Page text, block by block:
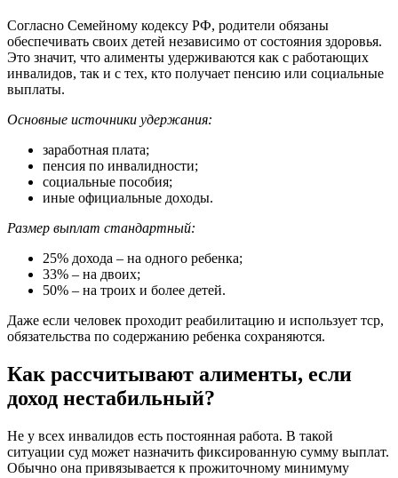
Согласно Семейному кодексу РФ, родители обязаны
обеспечивать своих детей независимо от состояния здоровья.
Это значит, что алименты удерживаются как с работающих
инвалидов, так и с тех, кто получает пенсию или социальные
выплаты.
Основные источники удержания:
заработная плата;
пенсия по инвалидности;
социальные пособия;
иные официальные доходы.
Размер выплат стандартный:
25% дохода – на одного ребенка;
33% – на двоих;
50% – на троих и более детей.
Даже если человек проходит реабилитацию и использует тср,
обязательства по содержанию ребенка сохраняются.
Как рассчитывают алименты, если
доход нестабильный?
Не у всех инвалидов есть постоянная работа. В такой
ситуации суд может назначить фиксированную сумму выплат.
Обычно она привязывается к прожиточному минимуму